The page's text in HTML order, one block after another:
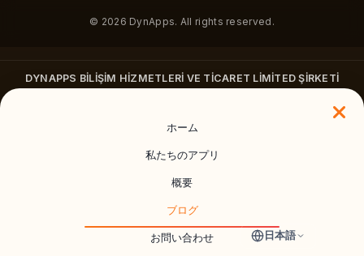
ホーム
私たちのアプリ
概要
ブログ
お問い合わせ 日本語
© 2026 DynApps. All rights reserved.
DYNAPPS BİLİŞİM HİZMETLERİ VE TİCARET LİMİTED ŞİRKETİ
+90 212 400 0655